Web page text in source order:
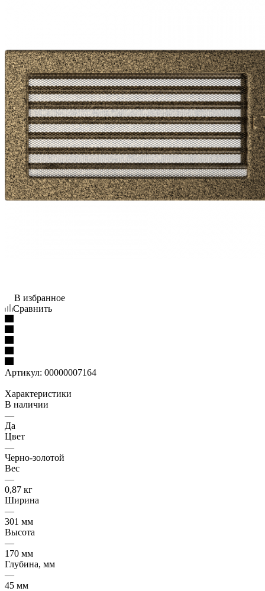
В избранное
Сравнить
Артикул: 00000007164
Характеристики
В наличии
—
Да
Цвет
—
Черно-золотой
Вес
—
0,87 кг
Ширина
—
301 мм
Высота
—
170 мм
Глубина, мм
—
45 мм